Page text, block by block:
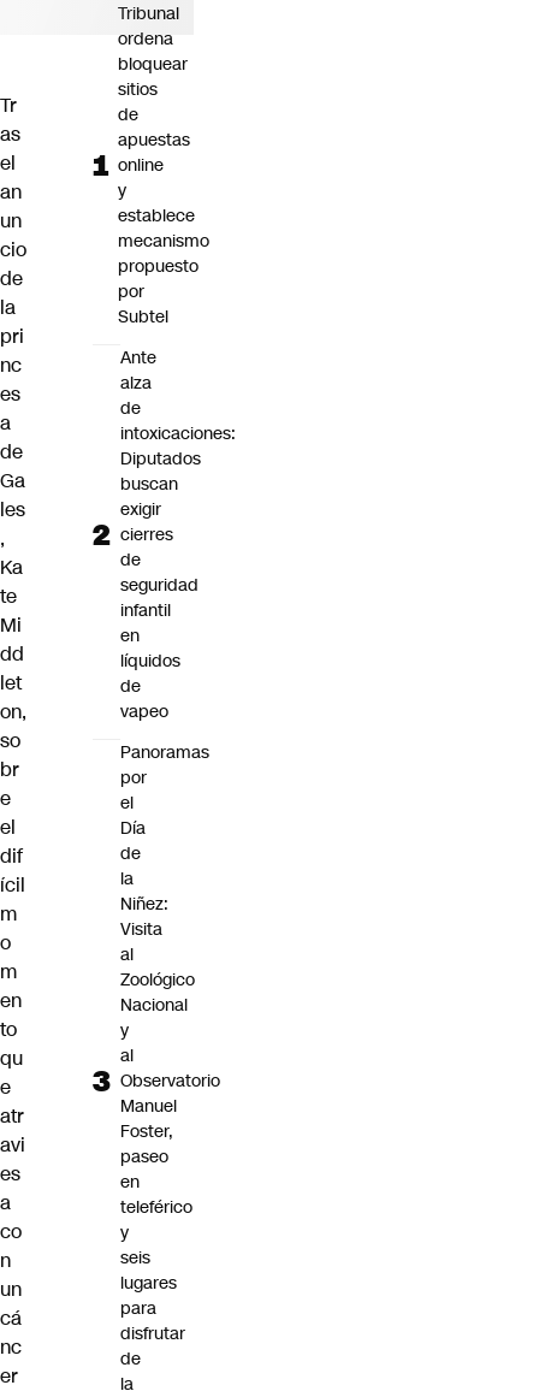
Tr
as
el
an
un
cio
de
la
pri
nc
es
a
de
Ga
les
,
Ka
te
Mi
dd
let
on,
so
br
e
el
dif
ícil
m
o
m
en
to
qu
e
atr
avi
es
a
co
n
un
cá
nc
er
Tribunal
ordena
bloquear
sitios
de
apuestas
online
y
establece
mecanismo
propuesto
por
Subtel
Ante
alza
de
intoxicaciones:
Diputados
buscan
exigir
cierres
de
seguridad
infantil
en
líquidos
de
vapeo
Panoramas
por
el
Día
de
la
Niñez:
Visita
al
Zoológico
Nacional
y
al
Observatorio
Manuel
Foster,
paseo
en
teleférico
y
seis
lugares
para
disfrutar
de
la